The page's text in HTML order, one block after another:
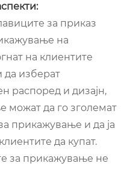
за приказ
на
на клиентите
да изберат
распоред и дизајн,
можат да го зголемат
прикажување и да ја
да купат.
за прикажување не